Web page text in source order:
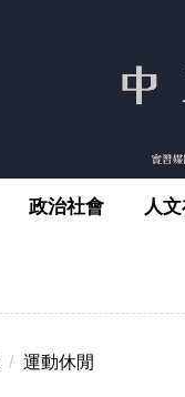
政治社會 人
運動休閒